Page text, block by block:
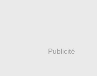
Publicité